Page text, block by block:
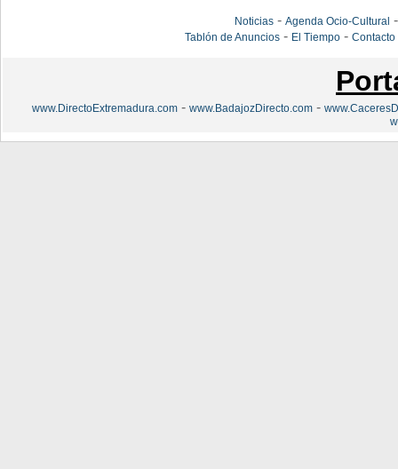
Noticias- Agenda Ocio-Cultural
Tablón de Anuncios- El Tiempo- Contacto
www.DirectoExtremadura.com - www.BadajozDirecto.com -